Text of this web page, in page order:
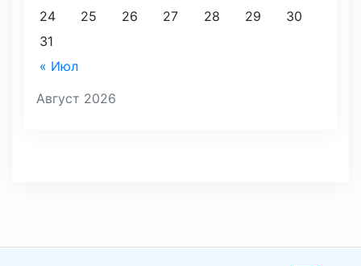
Август 2026
« Июл
24
25 26 27 28 29
30
31